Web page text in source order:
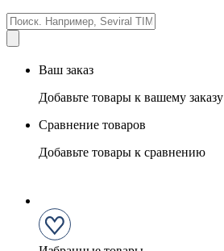
Ваш заказ
Добавьте товары к вашему заказу
Сравнение товаров
Добавьте товары к сравнению